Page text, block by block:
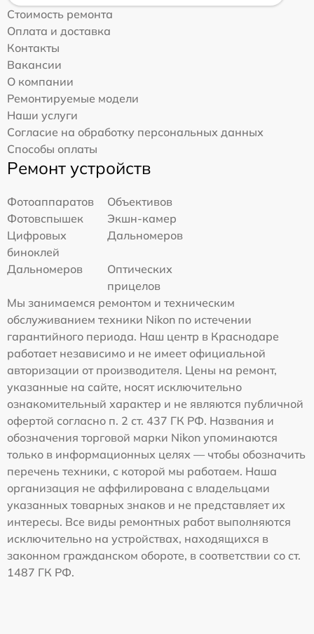
Стоимость ремонта
Оплата и доставка
Контакты
Вакансии
О компании
Ремонтируемые модели
Наши услуги
Согласие на обработку персональных данных
Способы оплаты
Ремонт устройств
Фотоаппаратов
Объективов
Фотовспышек
Экшн-камер
Цифровых
биноклей
Дальномеров
Дальномеров
Оптических
прицелов
Мы занимаемся ремонтом и техническим
обслуживанием техники Nikon по истечении
гарантийного периода. Наш центр в Краснодаре
работает независимо и не имеет официальной
авторизации от производителя. Цены на ремонт,
указанные на сайте, носят исключительно
ознакомительный характер и не являются публичной
офертой согласно п. 2 ст. 437 ГК РФ. Названия и
обозначения торговой марки Nikon упоминаются
только в информационных целях — чтобы обозначить
перечень техники, с которой мы работаем. Наша
организация не аффилирована с владельцами
указанных товарных знаков и не представляет их
интересы. Все виды ремонтных работ выполняются
исключительно на устройствах, находящихся в
законном гражданском обороте, в соответствии со ст.
1487 ГК РФ.